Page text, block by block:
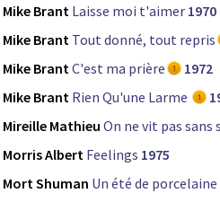
Mike Brant Laisse moi t'aimer 1970
Mike Brant Tout donné, tout repris
Mike BrantC'est ma prière
1972
Mike Brant Rien Qu'une Larme
Mireille Mathieu On ne vit pas sans
Morris Albert Feelings 1975
Mort Shuman Un été de porcelaine